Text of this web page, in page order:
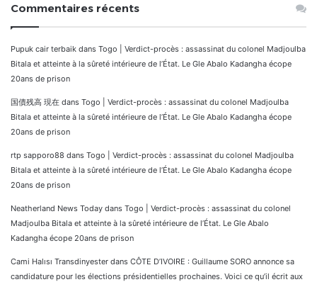
Commentaires récents
Pupuk cair terbaik dans Togo | Verdict-procès : assassinat du colonel Madjoulba
Bitala et atteinte à la sûreté intérieure de l’État. Le Gle Abalo Kadangha écope
20ans de prison
国債残高 現在 dans Togo | Verdict-procès : assassinat du colonel Madjoulba
Bitala et atteinte à la sûreté intérieure de l’État. Le Gle Abalo Kadangha écope
20ans de prison
rtp sapporo88 dans Togo | Verdict-procès : assassinat du colonel Madjoulba
Bitala et atteinte à la sûreté intérieure de l’État. Le Gle Abalo Kadangha écope
20ans de prison
Neatherland News Today dans Togo | Verdict-procès : assassinat du colonel
Madjoulba Bitala et atteinte à la sûreté intérieure de l’État. Le Gle Abalo
Kadangha écope 20ans de prison
Cami Halısı Transdinyester dans CÔTE D’IVOIRE : Guillaume SORO annonce sa
candidature pour les élections présidentielles prochaines. Voici ce qu’il écrit aux